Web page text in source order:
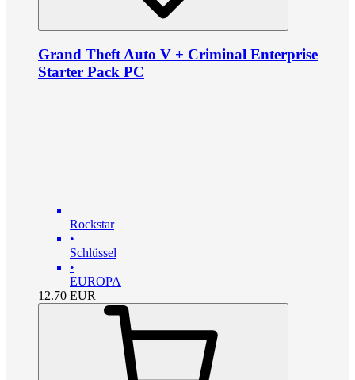
Grand Theft Auto V + Criminal Enterprise
Starter Pack PC
Rockstar
•
Schlüssel
•
EUROPA
12.70 EUR